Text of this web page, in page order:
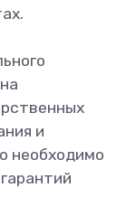
и
необходимо